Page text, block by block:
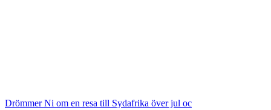
Drömmer Ni om en resa till Sydafrika över jul oc